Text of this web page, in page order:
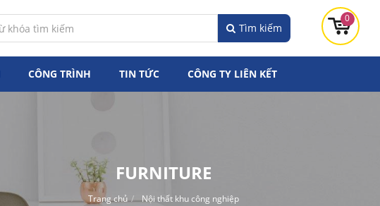
Tìm kiếm
0
CÔNG TRÌNH TIN TỨC CÔNG TY LIÊN KẾT
FURNITURE
Trang chủ Nội thất khu công nghiệp